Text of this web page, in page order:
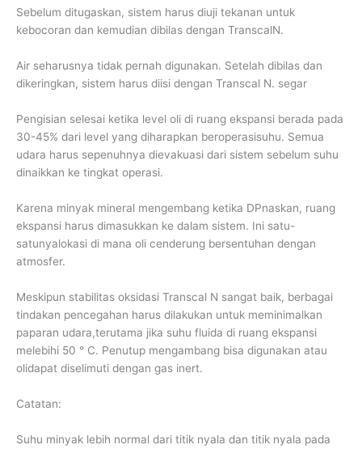
Sebelum ditugaskan, sistem harus diuji tekanan untuk
kebocoran dan kemudian dibilas dengan TranscalN.
Air seharusnya tidak pernah digunakan. Setelah dibilas dan
dikeringkan, sistem harus diisi dengan Transcal N. segar
Pengisian selesai ketika level oli di ruang ekspansi berada pada
30-45% dari level yang diharapkan beroperasisuhu. Semua
udara harus sepenuhnya dievakuasi dari sistem sebelum suhu
dinaikkan ke tingkat operasi.
Karena minyak mineral mengembang ketika DPnaskan, ruang
ekspansi harus dimasukkan ke dalam sistem. Ini satu-
satunyalokasi di mana oli cenderung bersentuhan dengan
atmosfer.
Meskipun stabilitas oksidasi Transcal N sangat baik, berbagai
tindakan pencegahan harus dilakukan untuk meminimalkan
paparan udara,terutama jika suhu fluida di ruang ekspansi
melebihi 50 ° C. Penutup mengambang bisa digunakan atau
olidapat diselimuti dengan gas inert.
Catatan:
Suhu minyak lebih normal dari titik nyala dan titik nyala pada